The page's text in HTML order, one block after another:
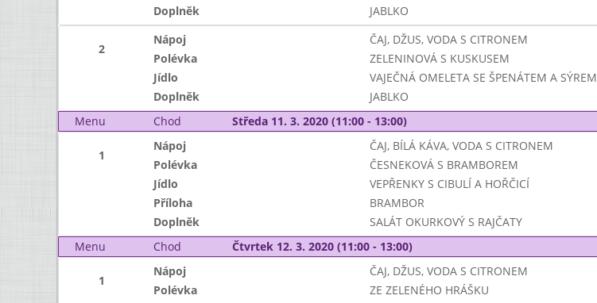
Doplněk
JABLKO
2
Nápoj
ČAJ, DŽUS, VODA S CITRONEM
Polévka
ZELENINOVÁ S KUSKUSEM
Jídlo
VAJEČNÁ OMELETA SE ŠPENÁTEM A SÝREM
Doplněk
JABLKO
Menu
Chod Středa 11. 3. 2020 (11:00 - 13:00)
1
Nápoj ČAJ, BÍLÁ KÁVA, VODA S CITRONEM
Polévka
ČESNEKOVÁ S BRAMBOREM
Jídlo
VEPŘENKY S CIBULÍ A HOŘČICÍ
Příloha
BRAMBOR
Doplněk
SALÁT OKURKOVÝ S RAJČATY
Menu
Chod Čtvrtek 12. 3. 2020 (11:00 - 13:00)
1
Nápoj
ČAJ, DŽUS, VODA S CITRONEM
Polévka
ZE ZELENÉHO HRÁŠKU